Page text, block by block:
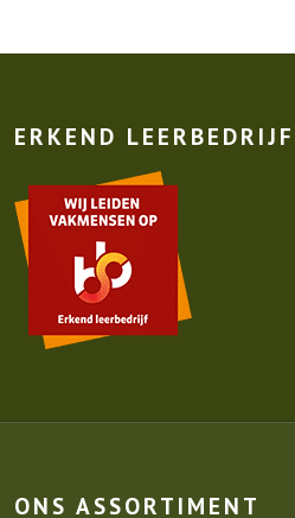
ERKEND LEERBEDRIJF
ONS ASSORTIMENT